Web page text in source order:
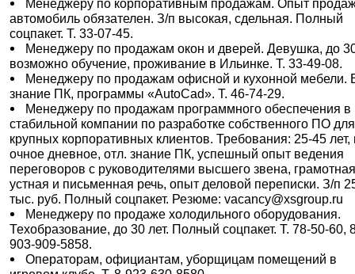
Менеджеру по корпоративным продажам. Опыт
автомобиль обязателен. З/п высокая, сдельная. Полный
соцпакет. Т. 33-07-45.
Менеджеру по продажам окон и дверей. Девушка, до
возможно обучение, проживание в Ильинке. Т. 33-49-08.
Менеджеру по продажам офисной и кухонной мебели.
знание ПК, программы «AutoCad». Т. 46-74-29.
Менеджеру по продажам программного обеспечения в
стабильной компании по разработке собственного ПО для
крупных корпоративных клиентов. Требования: 25-45 лет,
очное дневное, отл. знание ПК, успешный опыт ведения
переговоров с руководителями высшего звена,
устная и письменная речь, опыт деловой переписки. З/п
тыс. руб. Полный соцпакет. Резюме: vacancy@xsgroup.ru
Менеджеру по продаже холодильного оборудования.
Техобразование, до 30 лет. Полный соцпакет. Т. 78-50-60,
903-909-5858.
Операторам, официантам, уборщицам помещений в